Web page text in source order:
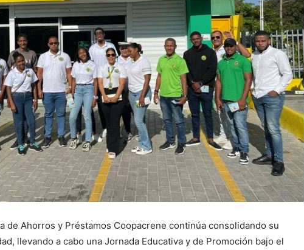
de Ahorros y Préstamos Coopacrene continúa consolidando su
llevando a cabo una Jornada Educativa y de Promoción bajo el